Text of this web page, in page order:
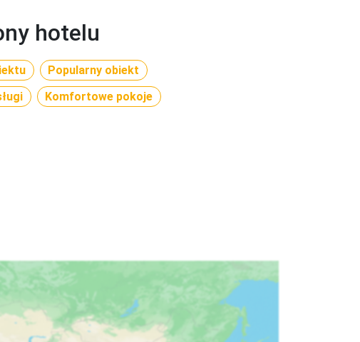
hotelu
Popularny obiekt
Komfortowe pokoje